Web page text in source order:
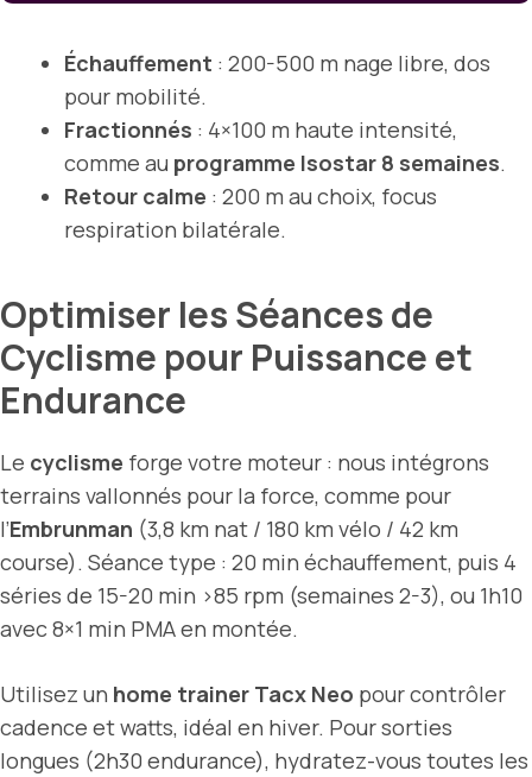
Échauffement : 200-500 m nage libre, dos
pour mobilité.
Fractionnés : 4×100 m haute intensité,
comme au programme Isostar 8 semaines.
Retour calme : 200 m au choix, focus
respiration bilatérale.
Optimiser les Séances de
Cyclisme pour Puissance et
Endurance
Le cyclisme forge votre moteur : nous intégrons
terrains vallonnés pour la force, comme pour
l’Embrunman (3,8 km nat / 180 km vélo / 42 km
course). Séance type : 20 min échauffement, puis 4
séries de 15-20 min >85 rpm (semaines 2-3), ou 1h10
avec 8×1 min PMA en montée.
Utilisez un home trainer Tacx Neo pour contrôler
cadence et watts, idéal en hiver. Pour sorties
longues (2h30 endurance), hydratez-vous toutes les